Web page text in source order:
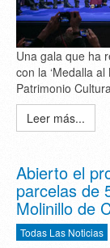
Una gala que ha
con la ‘Medalla
Patrimonio
Leer más...
Abierto el
parcelas de
Molinillo de
Todas Las Noticias